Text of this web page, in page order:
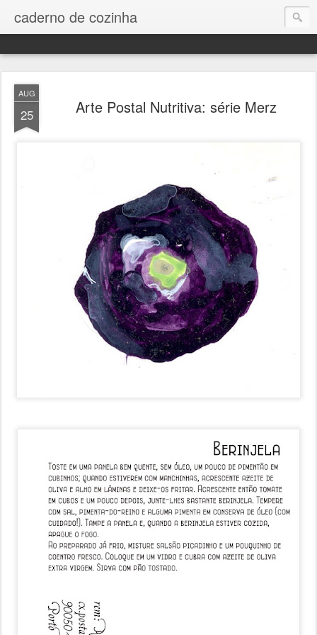
caderno de cozinha
AUG
25 Arte Postal Nutritiva: série Merz